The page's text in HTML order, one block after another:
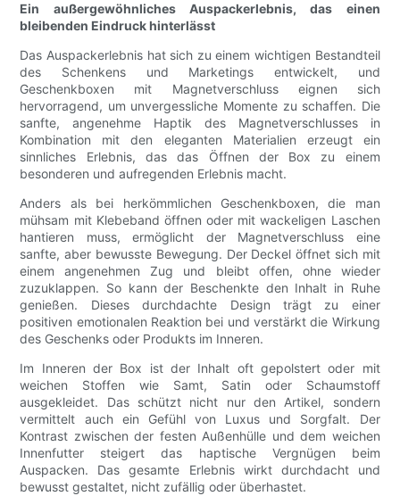
Ein außergewöhnliches Auspackerlebnis, das einen
bleibenden Eindruck hinterlässt
Das Auspackerlebnis hat sich zu einem wichtigen Bestandteil
des Schenkens und Marketings entwickelt, und
Geschenkboxen mit Magnetverschluss eignen sich
hervorragend, um unvergessliche Momente zu schaffen. Die
sanfte, angenehme Haptik des Magnetverschlusses in
Kombination mit den eleganten Materialien erzeugt ein
sinnliches Erlebnis, das das Öffnen der Box zu einem
besonderen und aufregenden Erlebnis macht.
Anders als bei herkömmlichen Geschenkboxen, die man
mühsam mit Klebeband öffnen oder mit wackeligen Laschen
hantieren muss, ermöglicht der Magnetverschluss eine
sanfte, aber bewusste Bewegung. Der Deckel öffnet sich mit
einem angenehmen Zug und bleibt offen, ohne wieder
zuzuklappen. So kann der Beschenkte den Inhalt in Ruhe
genießen. Dieses durchdachte Design trägt zu einer
positiven emotionalen Reaktion bei und verstärkt die Wirkung
des Geschenks oder Produkts im Inneren.
Im Inneren der Box ist der Inhalt oft gepolstert oder mit
weichen Stoffen wie Samt, Satin oder Schaumstoff
ausgekleidet. Das schützt nicht nur den Artikel, sondern
vermittelt auch ein Gefühl von Luxus und Sorgfalt. Der
Kontrast zwischen der festen Außenhülle und dem weichen
Innenfutter steigert das haptische Vergnügen beim
Auspacken. Das gesamte Erlebnis wirkt durchdacht und
bewusst gestaltet, nicht zufällig oder überhastet.